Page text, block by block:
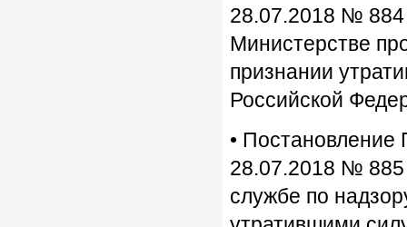
28.07.2018 №
Министерстве
признании
Российской
• Постановление
28.07.2018 №
службе по